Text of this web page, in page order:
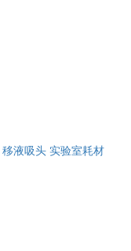
移液吸头 实验室耗材